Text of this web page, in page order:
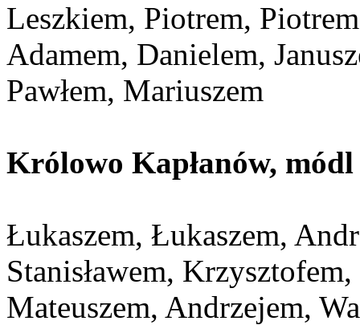
Leszkiem, Piotrem,
Adamem, Danielem,
Pawłem, Mariuszem
Królowo Kapłanów,
Łukaszem, Łukaszem,
Stanisławem,
Mateuszem, Andrzejem,